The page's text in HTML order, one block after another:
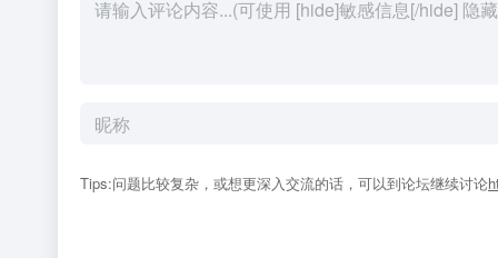
Tips:问题比较复杂，或想更深入交流的话，可以到论坛继续讨论